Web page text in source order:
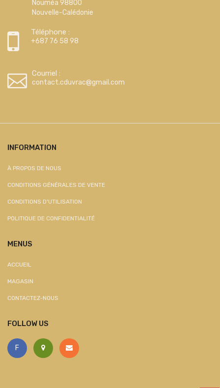
Nouméa 98800
Nouvelle-Calédonie
Téléphone :
+687 76 58 98
Courriel :
contact.cduvrac@gmail.com
INFORMATION
À PROPOS DE NOUS
CONDITIONS GÉNÉRALES DE VENTE
CONDITIONS D'UTILISATION
POLITIQUE DE CONFIDENTIALITÉ
MENUS
ACCUEIL
MAGASIN
CONTACTEZ-NOUS
FOLLOW US
F